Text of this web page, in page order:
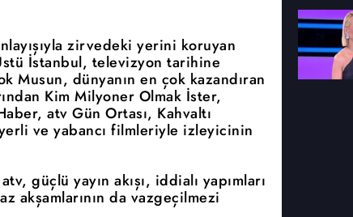
zirvedeki yerini koruyan
İstanbul, televizyon tarihine
Musun, dünyanın en çok kazandıran
Kim Milyoner Olmak İster,
atv Gün Ortası, Kahvaltı
ve yabancı filmleriyle izleyicinin
güçlü yayın akışı, iddialı yapımları
akşamlarının da vazgeçilmezi